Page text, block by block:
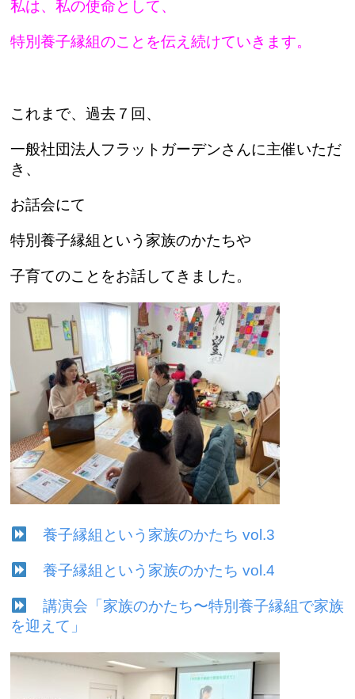
私は、私の使命として、
特別養子縁組のことを伝え続けていきます。
これまで、過去７回、
一般社団法人フラットガーデンさんに主催いただ
き、
お話会にて
特別養子縁組という家族のかたちや
子育てのことをお話してきました。
養子縁組という家族のかたち vol.3
養子縁組という家族のかたち vol.4
講演会「家族のかたち〜特別養子縁組で家族
を迎えて」